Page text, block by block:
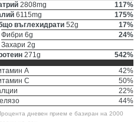
2808mg
117%
6115mg
175%
въглехидрати52g
17%
Фибри 6g
24%
Захари 2g
271g
542%
A
42%
C
50%
22%
44%
дневен прием е базиран на 2000